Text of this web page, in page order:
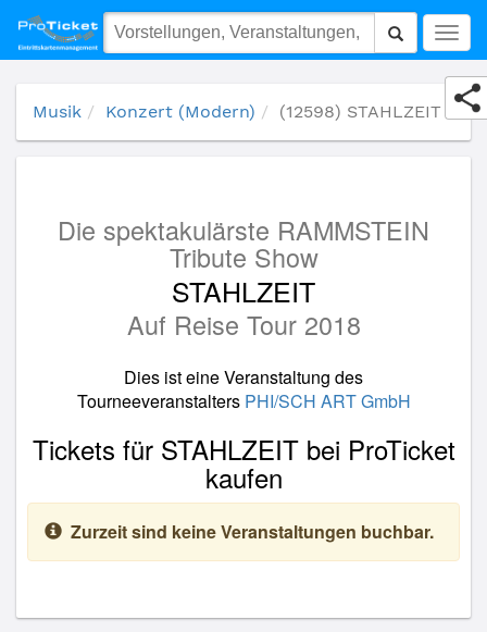
(12598) STAHLZEIT
Musik Konzert (Modern) (12598) STAHLZEIT
Die spektakulärste RAMMSTEIN
Tribute Show
STAHLZEIT
Auf Reise Tour 2018
Dies ist eine Veranstaltung des
Tourneeveranstalters PHI/SCH ART GmbH
Tickets für STAHLZEIT bei ProTicket
kaufen
Zurzeit sind keine Veranstaltungen buchbar.